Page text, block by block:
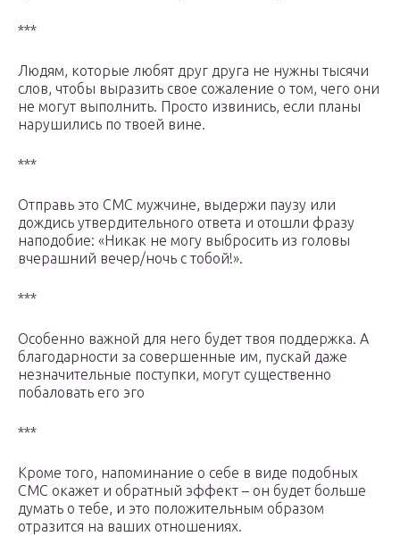
***
Людям, которые любят друг друга не нужны тысячи
слов, чтобы выразить свое сожаление о том, чего они
не могут выполнить. Просто извинись, если планы
нарушились по твоей вине.
***
Отправь это СМС мужчине, выдержи паузу или
дождись утвердительного ответа и отошли фразу
наподобие: «Никак не могу выбросить из головы
вчерашний вечер/ночь с тобой!».
***
Особенно важной для него будет твоя поддержка. А
благодарности за совершенные им, пускай даже
незначительные поступки, могут существенно
побаловать его эго
***
Кроме того, напоминание о себе в виде подобных
СМС окажет и обратный эффект – он будет больше
думать о тебе, и это положительным образом
отразится на ваших отношениях.